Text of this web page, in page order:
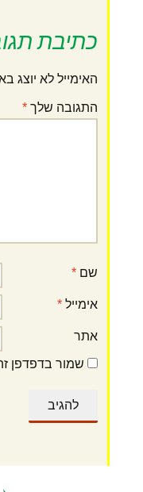
כתיבת
האימייל לא יוצג
התגובה שלך*
שם*
אימייל*
אתר
שמור בדפדפן